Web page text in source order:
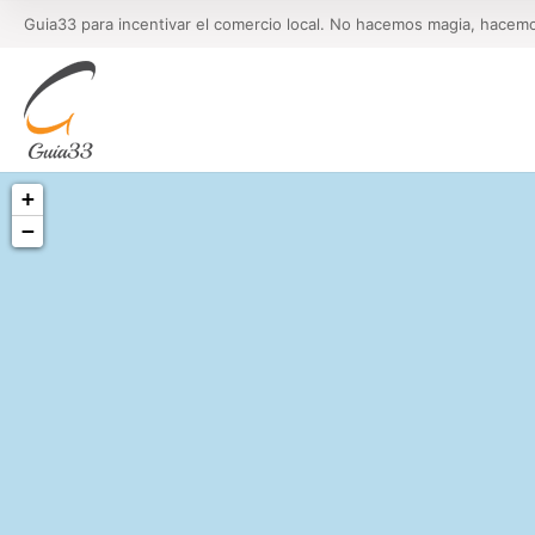
Guia33 para incentivar el comercio local. No hacemos magia,
+
−